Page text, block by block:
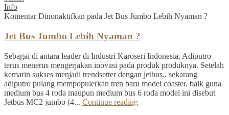
Info
Komentar Dinonaktifkan pada Jet Bus Jumbo Lebih Nyaman ?
Jet Bus Jumbo Lebih Nyaman ?
Sebagai di antara leader di Industri Karoseri Indonesia, Adiputro
terus menerus mengerjakan inovasi pada produk produknya. Setelah
kemarin sukses menjadi trendsetter dengan jetbus.. sekarang
adiputro pulang mempopulerkan tren baru model coaster. baik guna
medium bus 4 roda maupun medium bus 6 roda model ini disebut
Jetbus MC2 jumbo (4... Continue reading